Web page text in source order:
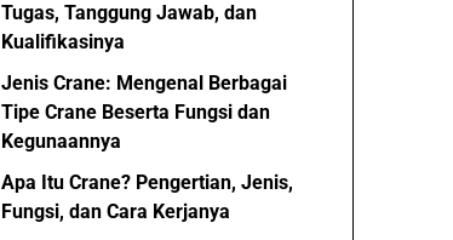
Tugas, Tanggung Jawab, dan
Kualifikasinya
Jenis Crane: Mengenal Berbagai
Tipe Crane Beserta Fungsi dan
Kegunaannya
Apa Itu Crane? Pengertian, Jenis,
Fungsi, dan Cara Kerjanya